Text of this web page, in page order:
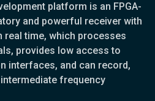
platform is an FPGA-
and powerful receiver with
real time, which processes
provides low access to
interfaces, and can record,
frequency